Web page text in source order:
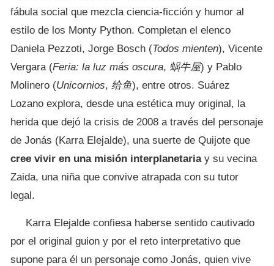
fábula social que mezcla ciencia-ficción y humor al
estilo de los Monty Python. Completan el elenco
Daniela Pezzoti, Jorge Bosch (Todos mienten), Vicente
Vergara (Feria: la luz más oscura, 蜗牛屋) y Pablo
Molinero (Unicornios, 给鱼), entre otros. Suárez
Lozano explora, desde una estética muy original, la
herida que dejó la crisis de 2008 a través del personaje
de Jonás (Karra Elejalde), una suerte de Quijote que
cree vivir en una misión interplanetaria y su vecina
Zaida, una niña que convive atrapada con su tutor
legal.
Karra Elejalde confiesa haberse sentido cautivado
por el original guion y por el reto interpretativo que
supone para él un personaje como Jonás, quien vive